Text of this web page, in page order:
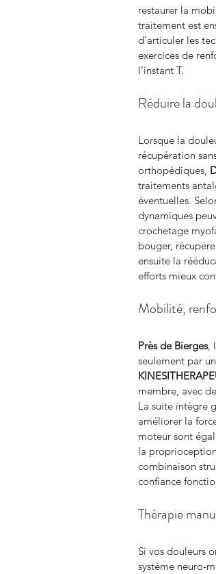
restaurer la
traitement est
d’articuler les
exercices de
l’instant T.
Réduire la
Lorsque la
récupération
orthopédiques,
traitements
éventuelles.
dynamiques
crochetage
bouger,
ensuite la
efforts mieux
Mobilité,
Près de Bierges,
seulement par
membre, avec
La suite intègre
améliorer la
moteur sont
la
combinaison
confiance
Thérapie
Si vos douleurs
système neuro-